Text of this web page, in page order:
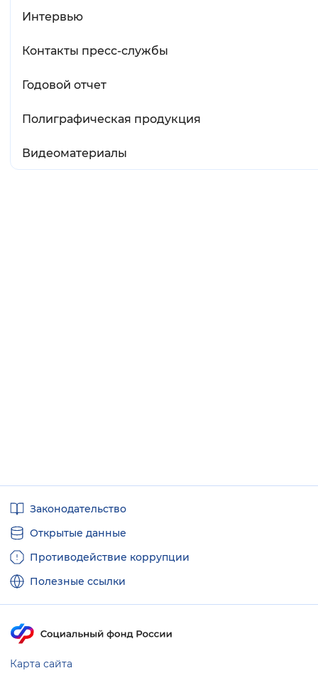
Интервью
Контакты пресс-службы
Годовой отчет
Полиграфическая продукция
Видеоматериалы
ссылкиЗаконодательство
Открытые данные
Противодействие коррупции
Полезные ссылки
Карта сайта